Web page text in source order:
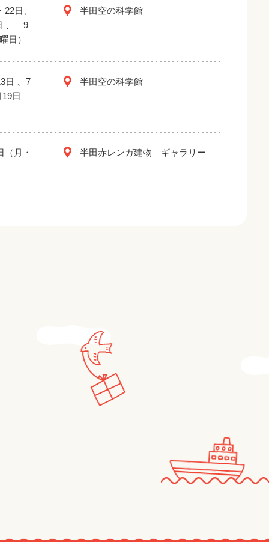
日、
、 9
日）
半田空の科学館
日 、7
日
半田空の科学館
（月・ 半田赤レンガ建物 ギャラリー